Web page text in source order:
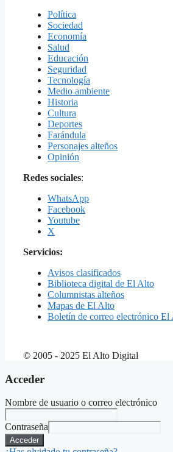
Política
Sociedad
Economía
Salud
Educación
Seguridad
Tecnología
Medio ambiente
Historia
Cultura
Deportes
Farándula
Personajes alteños
Opinión
Redes sociales:
WhatsApp
Facebook
Youtube
X
Servicios:
Avisos clasificados
Biblioteca digital de El Alto
Columnistas alteños
Mapas de El Alto
Boletín de correo electrónico
© 2005 - 2025 El Alto Digital
Acceder
Nombre de usuario o correo electrónico
Contraseña
Acceder